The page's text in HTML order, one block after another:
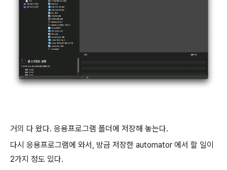
거의 다 왔다. 응용프로그램 폴더에 저장해 놓는다.
다시 응용프로그램에 와서, 방금 저장한 automator 에서 할 일이
2가지 정도 있다.